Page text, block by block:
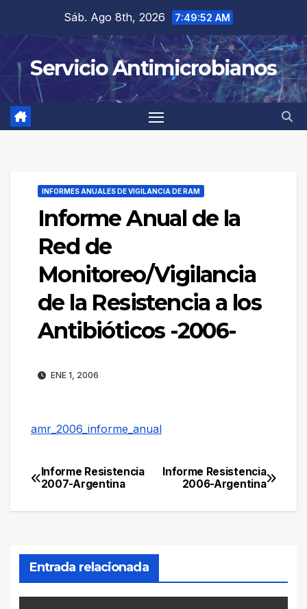
contenido
Sáb. Ago 8th, 2026 7:49:52 AM
Servicio Antimicrobianos
INFORMES ANUALES DE VIGILANCIA DE RAM
Informe Anual de la
Red de
Monitoreo/Vigilancia
de la Resistencia a los
Antibióticos -2006-
ENE 1, 2006
amr_2006_informe_anual
Navegación
de
Informe Resistencia
2006-Argentina
Informe Resistencia
2007-Argentina
Entrada relacionada